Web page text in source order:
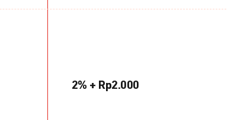
2% + Rp2.000